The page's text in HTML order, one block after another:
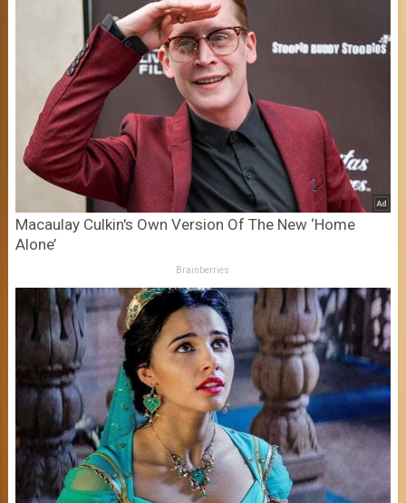
Macaulay Culkin's Own Version Of The New ‘Home
Alone’
Brainberries